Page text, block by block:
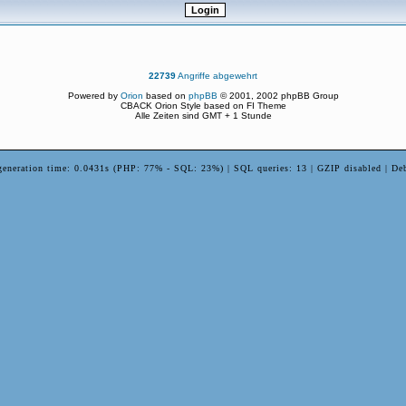
22739Angriffe abgewehrt
Powered by Orion based on phpBB © 2001, 2002 phpBB Group
CBACK Orion Style based on FI Theme
Alle Zeiten sind GMT + 1 Stunde
time: 0.0431s (PHP: 77% - SQL: 23%) | SQL queries: 13 | GZIP disabled |